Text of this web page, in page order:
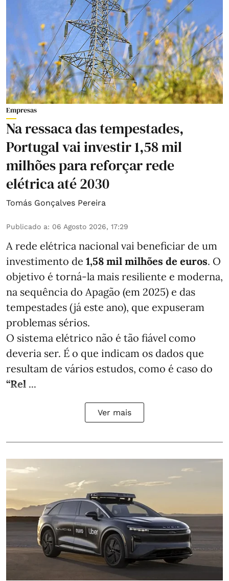
Empresas
Na ressaca das tempestades,
Portugal vai investir 1,58 mil
milhões para reforçar rede
elétrica até 2030
Tomás Gonçalves Pereira
Publicado a: 06 Agosto 2026, 17:29
A rede elétrica nacional vai beneficiar de um
investimento de 1,58 mil milhões de euros. O
objetivo é torná-la mais resiliente e moderna,
na sequência do Apagão (em 2025) e das
tempestades (já este ano), que expuseram
problemas sérios.
O sistema elétrico não é tão fiável como
deveria ser. É o que indicam os dados que
resultam de vários estudos, como é caso do
“Rel ...
Ver mais